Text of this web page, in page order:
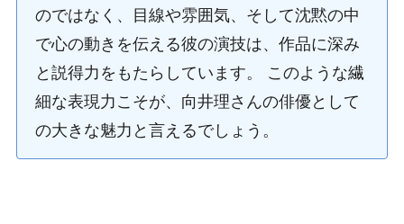
のではなく、目線や雰囲気、そして沈黙の中
で心の動きを伝える彼の演技は、作品に深み
と説得力をもたらしています。 このような繊
細な表現力こそが、向井理さんの俳優として
の大きな魅力と言えるでしょう。